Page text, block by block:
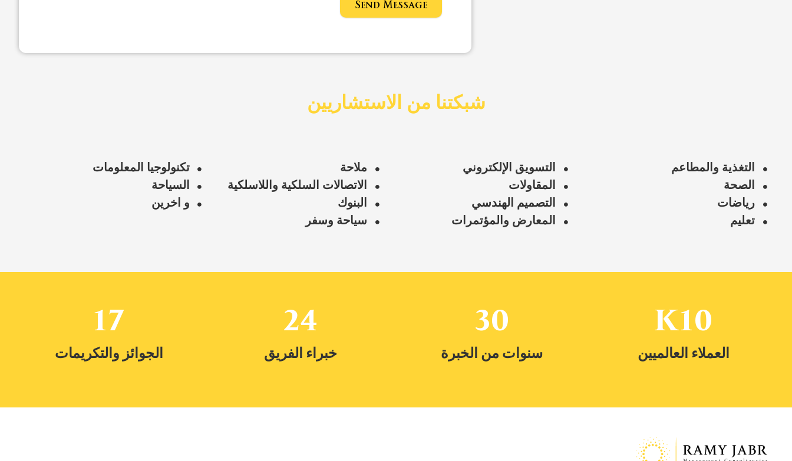
Send Message
شبكتنا من الاستشاريين
التغذية والمطاعم
الصحة
رياضات
تعليم
التسويق الإلكتروني
المقاولات
التصميم الهندسي
المعارض والمؤتمرات
ملاحة
الاتصالات السلكية واللاسلكية
البنوك
سياحة وسفر
تكنولوجيا المعلومات
السياحة
و اخرين
10
K
العملاء العالميين
30
سنوات من الخبرة
24
خبراء الفريق
17
الجوائز والتكريمات